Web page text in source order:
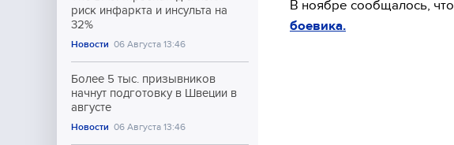
риск инфаркта и инсульта на
32%
Новости 06 Августа 13:46
Более 5 тыс. призывников
начнут подготовку в Швеции в
августе
Новости 06 Августа 13:46
В ноябре сообщалось, что
боевика.